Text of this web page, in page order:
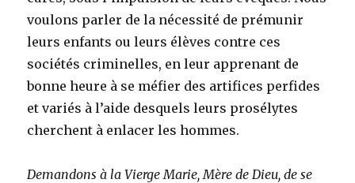
voulons parler de la nécessité de prémunir
leurs enfants ou leurs élèves contre ces
sociétés criminelles, en leur apprenant de
bonne heure à se méfier des artifices perfides
et variés à l’aide desquels leurs prosélytes
cherchent à enlacer les hommes.
Demandons à la Vierge Marie, Mère de Dieu, de se